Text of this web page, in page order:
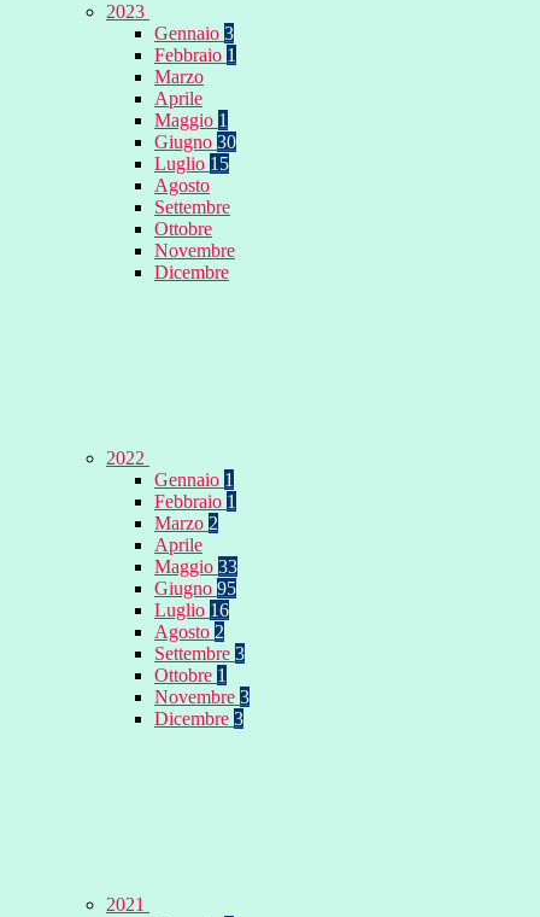
2023
Gennaio 3
Febbraio 1
Marzo
Aprile
Maggio 1
Giugno 30
Luglio 15
Agosto
Settembre
Ottobre
Novembre
Dicembre
2022
Gennaio 1
Febbraio 1
Marzo 2
Aprile
Maggio 33
Giugno 95
Luglio 16
Agosto 2
Settembre 3
Ottobre 1
Novembre 3
Dicembre 3
2021